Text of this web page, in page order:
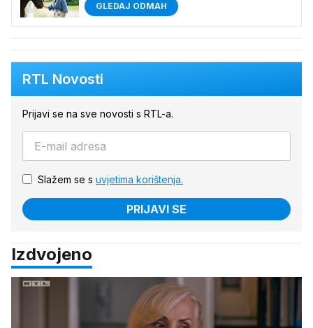
GLEDAJ ODMAH
RTL Novosti
Prijavi se na sve novosti s RTL-a.
Slažem se s uvjetima korištenja.
PRIJAVI SE
Izdvojeno